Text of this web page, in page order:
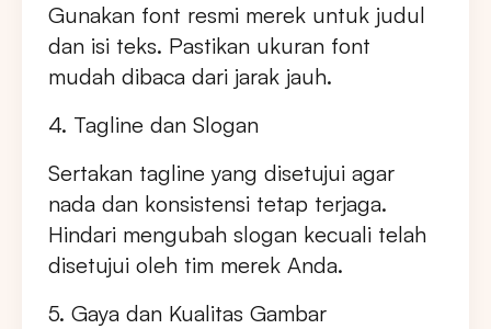
Gunakan font resmi merek untuk judul
dan isi teks. Pastikan ukuran font
mudah dibaca dari jarak jauh.
4. Tagline dan Slogan
Sertakan tagline yang disetujui agar
nada dan konsistensi tetap terjaga.
Hindari mengubah slogan kecuali telah
disetujui oleh tim merek Anda.
5. Gaya dan Kualitas Gambar